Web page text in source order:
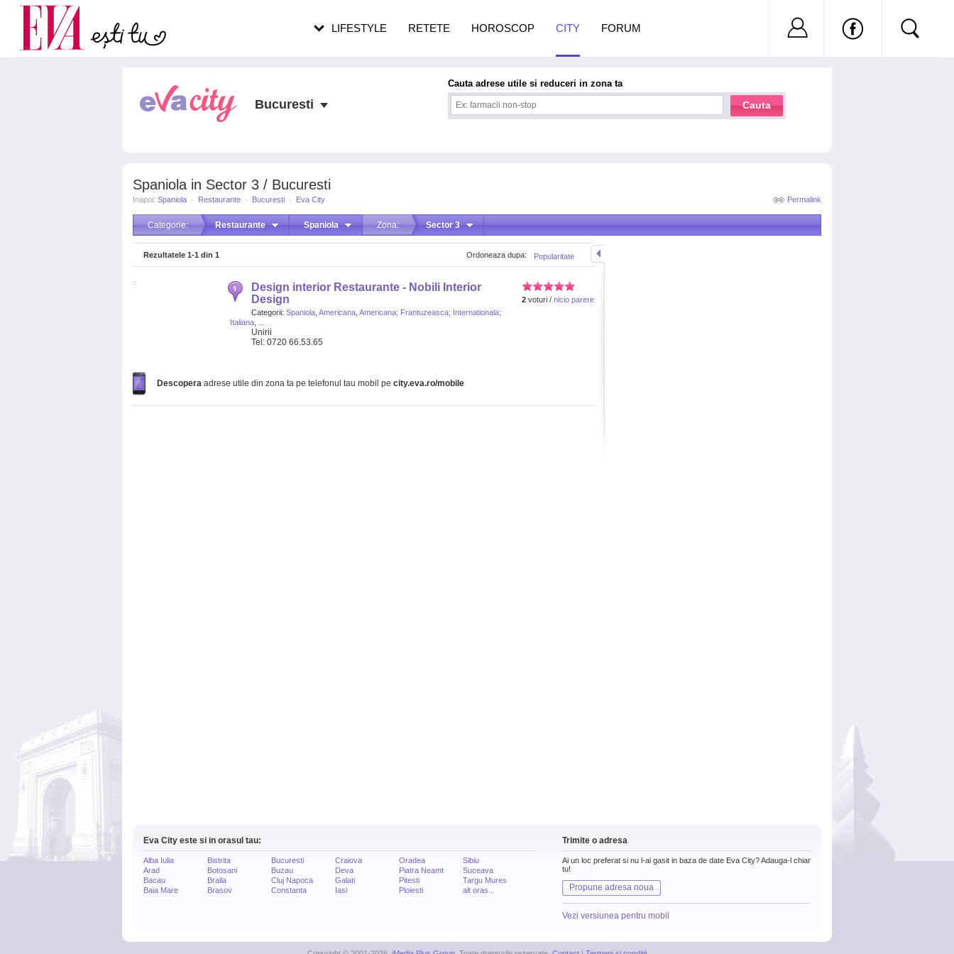
Spaniola in Sector 3 / Bucuresti
Permalink
Inapoi: Spaniola · Restaurante · Bucuresti · Eva City
Categorie: Restaurante Spaniola Zona: Sector 3
Popularitate
Ordoneaza dupa:
Rezultatele 1-1 din 1
2 voturi / nicio parere
Design interior Restaurante - Nobili Interior
Design
Categorii: Spaniola Americana Americana; Frantuzeasca; Internationala;
Italiana
Unirii
Tel: 0720 66.53.65
Descopera adrese utile din zona ta pe telefonul tau mobil pe city.eva.ro/mobile
Eva City este si in orasul tau:
Alba Iulia
Arad
Bacau
Baia Mare
Bistrita
Botosani
Braila
Brasov
Bucuresti
Buzau
Cluj Napoca
Constanta
Craiova
Deva
Galati
Iasi
Oradea
Piatra Neamt
Pitesti
Ploiesti
Sibiu
Suceava
Targu Mures
alt oras...
Trimite o adresa
Ai un loc preferat si nu l-ai gasit in baza de date Eva City? Adauga-l chiar
tu!
Propune adresa noua
Vezi versiunea pentru mobil
Bucuresti
Cauta adrese utile si reduceri in zona ta
Cauta
LIFESTYLE RETETE HOROSCOP CITY FORUM Nu ai cont?
Carieră
Actualitate